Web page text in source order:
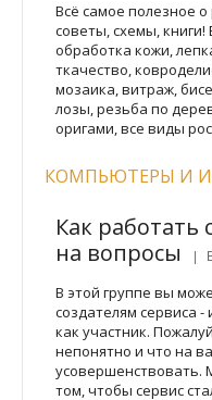
Всё самое полезное
советы, схемы,
обработка кожи,
ткачество,
мозаика, витраж,
лозы, резьба по
оригами, все виды
КОМПЬЮТЕРЫ И
Как работать
на вопросы
|
В этой группе вы
создателям сервиса
как участник.
непонятно и что на
усовершенствовать.
том, чтобы сервис